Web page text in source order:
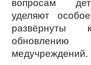
вопросам
уделяют
развёрнуты
медучреждений.